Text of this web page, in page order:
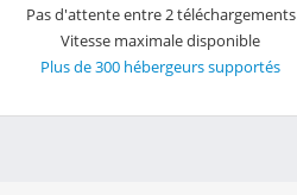
Pas d'attente entre 2 téléchargements
Vitesse maximale disponible
Plus de 300 hébergeurs supportés